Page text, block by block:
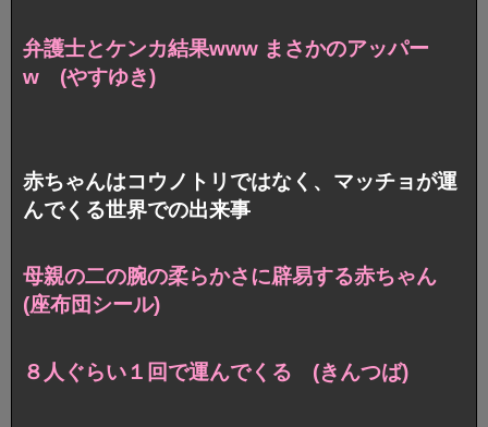
弁護士とケンカ結果www まさかのアッパー
w (やすゆき)
赤ちゃんはコウノトリではなく、マッチョが運
んでくる世界での出来事
母親の二の腕の柔らかさに辟易する赤ちゃん
(座布団シール)
８人ぐらい１回で運んでくる (きんつば)